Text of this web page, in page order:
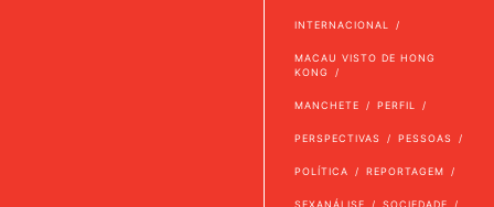
INTERNACIONAL
MACAU VISTO DE HONG
KONG
MANCHETE PERFIL
PERSPECTIVAS PESSOAS
POLÍTICA REPORTAGEM
SEXANÁLISE SOCIEDADE